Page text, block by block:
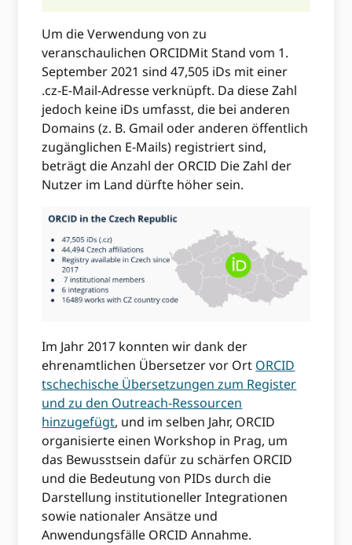
Um die Verwendung von zu
veranschaulichen ORCIDMit Stand vom 1.
September 2021 sind 47,505 iDs mit einer
.cz-E-Mail-Adresse verknüpft. Da diese Zahl
jedoch keine iDs umfasst, die bei anderen
Domains (z. B. Gmail oder anderen öffentlich
zugänglichen E-Mails) registriert sind,
beträgt die Anzahl der ORCID Die Zahl der
Nutzer im Land dürfte höher sein.
Im Jahr 2017 konnten wir dank der
ehrenamtlichen Übersetzer vor Ort ORCID
tschechische Übersetzungen zum Register
und zu den Outreach-Ressourcen
hinzugefügt, und im selben Jahr, ORCID
organisierte einen Workshop in Prag, um
das Bewusstsein dafür zu schärfen ORCID
und die Bedeutung von PIDs durch die
Darstellung institutioneller Integrationen
sowie nationaler Ansätze und
Anwendungsfälle ORCID Annahme.